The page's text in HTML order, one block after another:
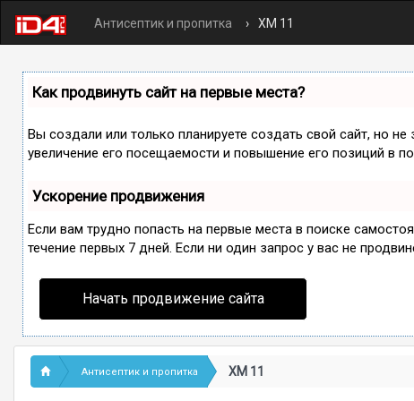
Антисептик и пропитка ХМ 11
Как продвинуть сайт на первые места?
Вы создали или только планируете создать свой сайт, но
увеличение его посещаемости и повышение его позиций в
Ускорение продвижения
Если вам трудно попасть на первые места в поиске
течение первых 7 дней. Если ни один запрос у вас не
Начать продвижение сайта
Антисептик и пропитка ХМ 11